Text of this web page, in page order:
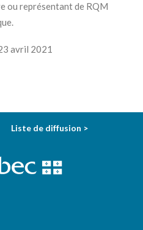
ou représentant de RQM
avril 2021
Liste de diffusion >